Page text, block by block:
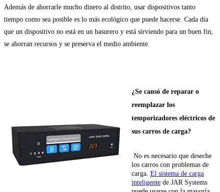
Además de ahorrarle mucho dinero al distrito, usar dispositivos tanto
tiempo como sea posible es lo más ecológico que puede hacerse. Cada día
que un dispositivo no está en un basurero y está sirviendo para un buen fin,
se ahorran recursos y se preserva el medio ambiente.
¿Se cansó de reparar o
reemplazar los
temporizadores eléctricos de
sus carros de carga?
No es necesario que deseche
los carros con problemas de
carga. El sistema de carga
inteligente de JAR Systems